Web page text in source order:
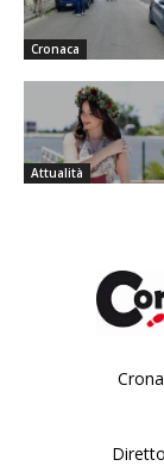
Cronaca
Attualità